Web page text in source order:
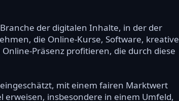
der digitalen Inhalte, in der der
die Online-Kurse, Software, kreative
Präsenz profitieren, die durch diese
mit einem fairen Marktwert
erweisen, insbesondere in einem Umfeld,